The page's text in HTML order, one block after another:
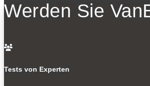
Werden Sie

Tests von Experten